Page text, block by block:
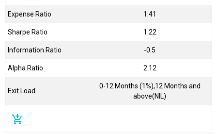
Expense Ratio 1.41
Sharpe Ratio 1.22
Information Ratio -0.5
Alpha Ratio 2.12
Exit Load
0-12 Months (1%),12 Months and
above(NIL)
add_shopping_cart